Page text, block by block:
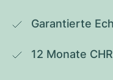
Garantierte
12 Monate